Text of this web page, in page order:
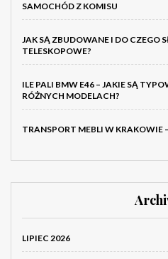
SAMOCHÓD Z KOMISU
JAK SĄ ZBUDOWANE I DO CZEGO
TELESKOPOWE?
ILE PALI BMW E46 – JAKIE SĄ
RÓŻNYCH MODELACH?
TRANSPORT MEBLI W KRAKOWIE
LIPIEC 2026